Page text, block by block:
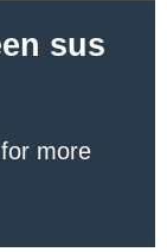
sus
more